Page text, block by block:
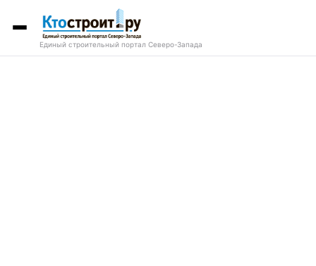
Единый строительный портал Северо-Запада